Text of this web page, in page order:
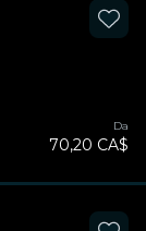
Da
70,20 CA$